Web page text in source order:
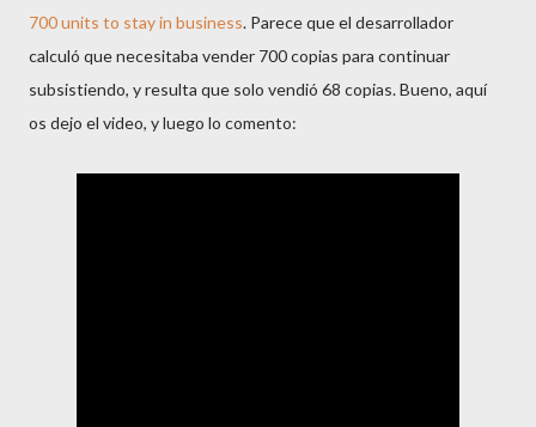
700 units to stay in business. Parece que el desarrollador
calculó que necesitaba vender 700 copias para continuar
subsistiendo, y resulta que solo vendió 68 copias. Bueno, aquí
os dejo el video, y luego lo comento: